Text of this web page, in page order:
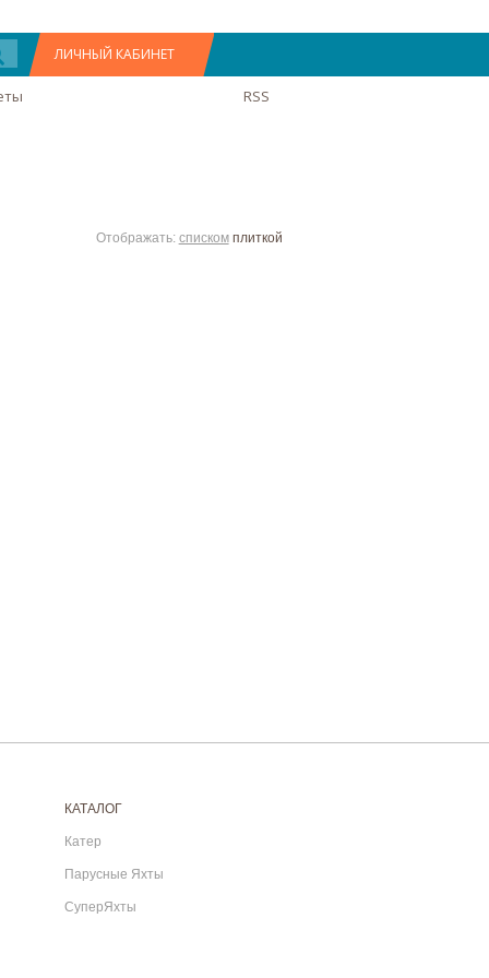
ЛИЧНЫЙ КАБИНЕТ
RSS
Отображать: списком плиткой
КАТАЛОГ
Катер
Парусные Яхты
СуперЯхты